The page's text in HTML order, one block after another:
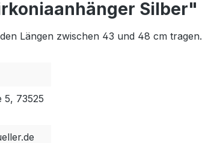
Silber"
Längen zwischen 43 und 48 cm tragen.
5, 73525